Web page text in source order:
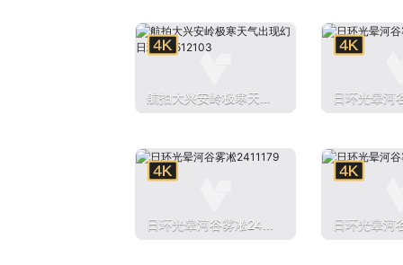
航拍大兴安岭极寒天气
日环光晕河
日环光晕河谷雾凇241
日环光晕河